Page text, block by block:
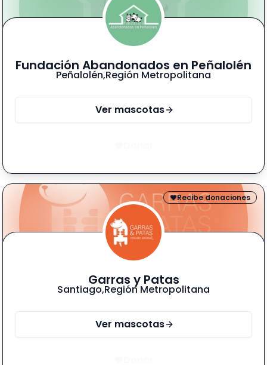
Fundación Abandonados en Peñalolén
Peñalolén,Región Metropolitana
Ver mascotas
Recibe donaciones
Garras y Patas
Santiago,Región Metropolitana
Ver mascotas